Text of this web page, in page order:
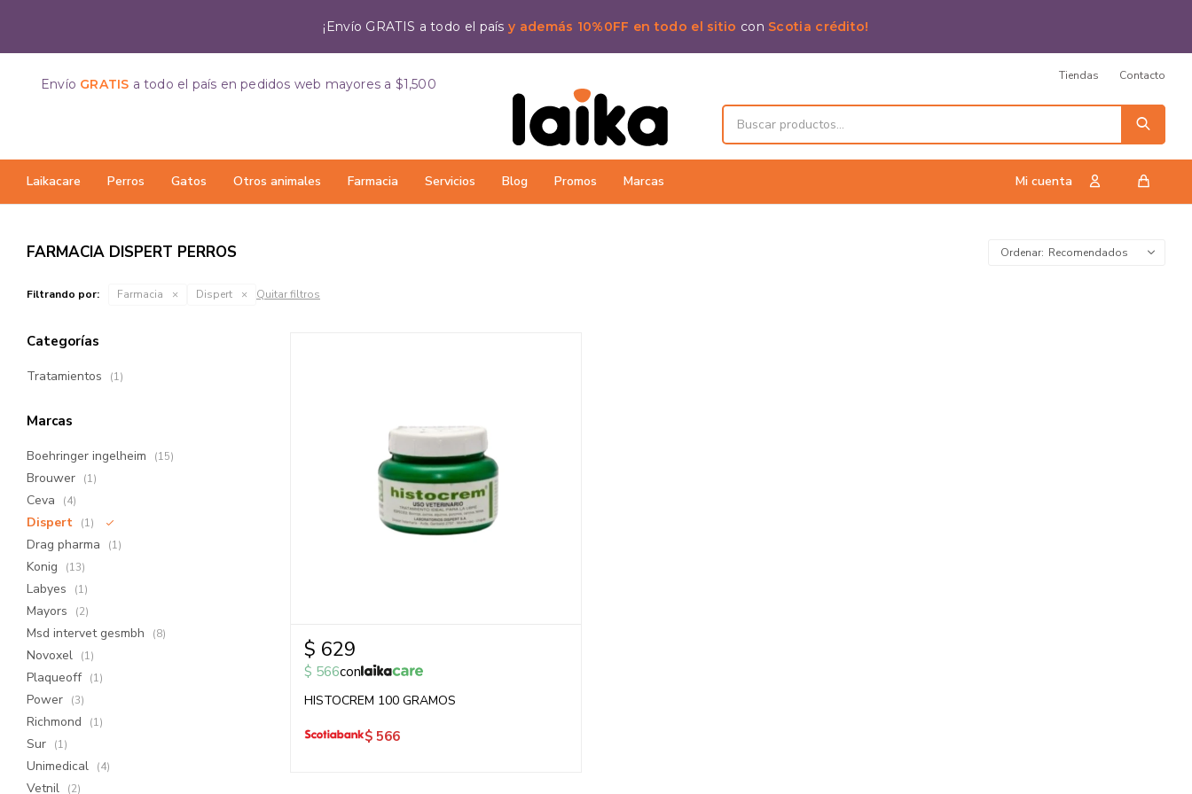
¡Envío GRATIS a todo el paísy además 10%0FF en todo el sitio con Scotia crédito!
Laikacare Perros Gatos Otros animales Farmacia Servicios Blog Promos Marcas
Envío GRATIS a todo el país en pedidos web mayores a $1,500
Tiendas Contacto
FARMACIA DISPERT PERROS Recomendados
Filtrando por: Farmacia Dispert Quitar filtros
$ 629
$ 566con
HISTOCREM 100 GRAMOS
$ 566
Categorías
Tratamientos (1)
Marcas
Boehringer ingelheim (15)
Brouwer (1)
Ceva (4)
Dispert (1)
Drag pharma (1)
Konig (13)
Labyes (1)
Mayors (2)
Msd intervet gesmbh (8)
Novoxel (1)
Plaqueoff (1)
Power (3)
Richmond (1)
Sur (1)
Unimedical (4)
Vetnil (2)